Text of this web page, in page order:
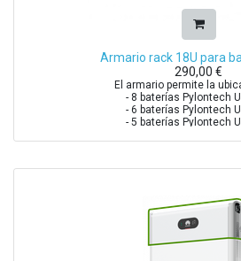
Armario rack 18U para
290,00 €
El armario permite la
- 8 baterías Pylontech
- 6 baterías Pylontech
- 5 baterías Pylontech